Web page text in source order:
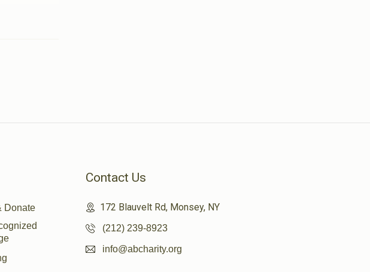
Donate
Contact Us
172 Blauvelt Rd, Monsey, NY
(212) 239-8923
info@abcharity.org